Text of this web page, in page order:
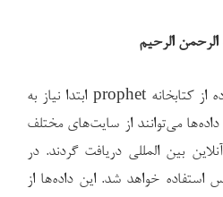
الرحمن الرحیم
برای انجام پیشبینی با استفاده از کتابخانه prophet ابتدا نیاز به
داده‌ها می‌توانند از سایت‌های مختلف
بین المللی دریافت گردند. در
استفاده خواهد شد. این داده‌ها از